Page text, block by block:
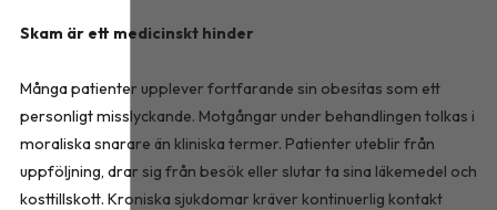
Skam är ett medicinskt hinder
Många patienter upplever fortfarande sin obesitas som ett
personligt misslyckande. Motgångar under behandlingen tolkas i
moraliska snarare än kliniska termer. Patienter uteblir från
uppföljning, drar sig från besök eller slutar ta sina läkemedel och
kosttillskott. Kroniska sjukdomar kräver kontinuerlig kontakt